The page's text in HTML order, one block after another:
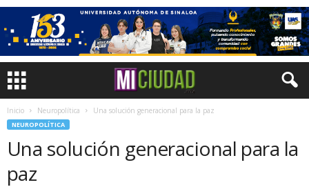
Inicio Neuropolítica Una solución generacional para la paz
NEUROPOLÍTICA
Una solución generacional para la
paz